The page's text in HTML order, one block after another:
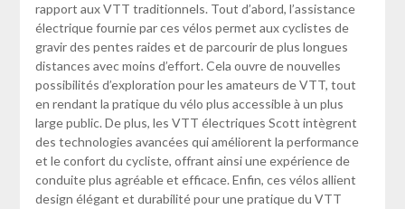
rapport aux VTT traditionnels. Tout d’abord, l’assistance
électrique fournie par ces vélos permet aux cyclistes de
gravir des pentes raides et de parcourir de plus longues
distances avec moins d’effort. Cela ouvre de nouvelles
possibilités d’exploration pour les amateurs de VTT, tout
en rendant la pratique du vélo plus accessible à un plus
large public. De plus, les VTT électriques Scott intègrent
des technologies avancées qui améliorent la performance
et le confort du cycliste, offrant ainsi une expérience de
conduite plus agréable et efficace. Enfin, ces vélos allient
design élégant et durabilité pour une pratique du VTT